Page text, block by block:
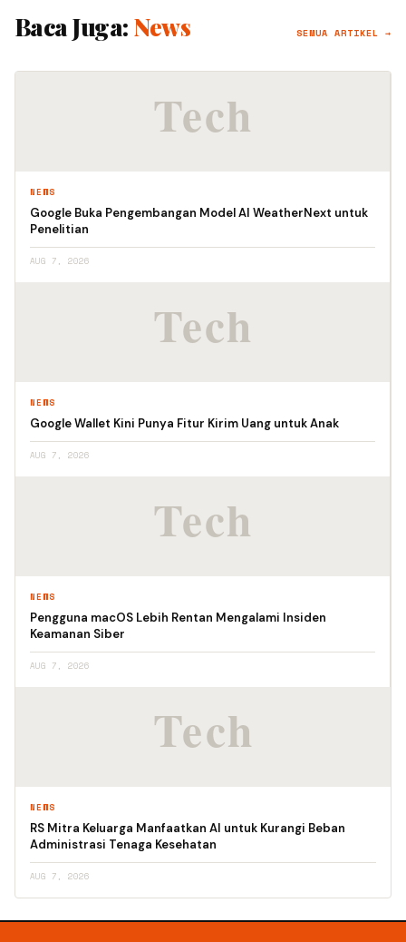
Baca Juga: News SEMUA ARTIKEL →
NEWS
Google Buka Pengembangan Model AI WeatherNext untuk
Penelitian
AUG 7, 2026
NEWS
Google Wallet Kini Punya Fitur Kirim Uang untuk Anak
AUG 7, 2026
NEWS
Pengguna macOS Lebih Rentan Mengalami Insiden
Keamanan Siber
AUG 7, 2026
NEWS
RS Mitra Keluarga Manfaatkan AI untuk Kurangi Beban
Administrasi Tenaga Kesehatan
AUG 7, 2026